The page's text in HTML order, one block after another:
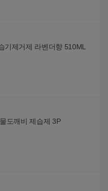
기제거제 라벤더향 510ML
도깨비 제습제 3P